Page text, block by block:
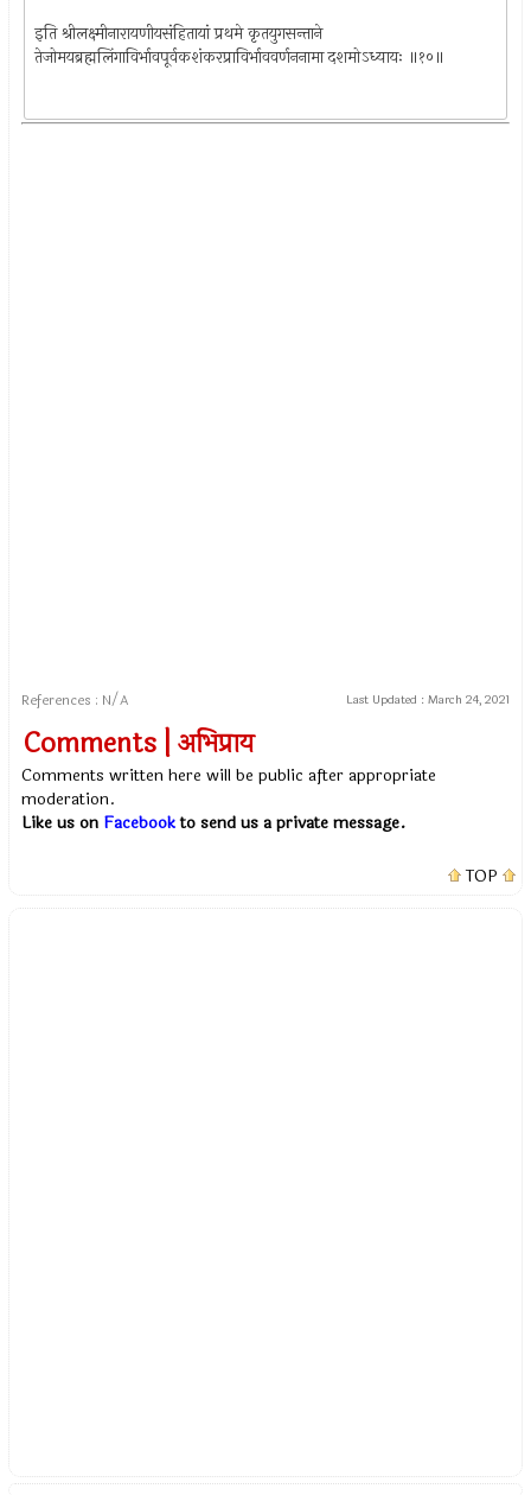
इति श्रीलक्ष्मीनारायणीयसंहितायां प्रथमे कृतयुगसन्ताने
तेजोमयब्रह्मलिंगाविर्भावपूर्वकशंकरप्राविर्भाववर्णननामा दशमोऽध्यायः ॥१०॥
References : N/A Last Updated : March 24, 2021
Comments | अभिप्राय
Comments written here will be public after appropriate
moderation.
Like us on Facebookto send us a private message.
TOP